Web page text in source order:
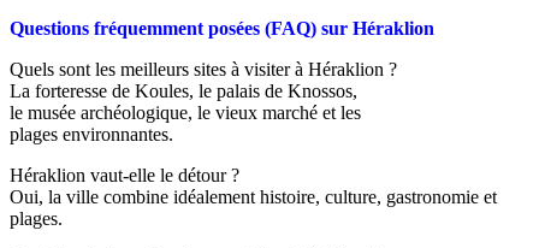
Questions fréquemment posées (FAQ) sur Héraklion
Quels sont les meilleurs sites à visiter à Héraklion ?
La forteresse de Koules, le palais de Knossos,
le musée archéologique, le vieux marché et les
plages environnantes.
Héraklion vaut-elle le détour ?
Oui, la ville combine idéalement histoire, culture, gastronomie et
plages.